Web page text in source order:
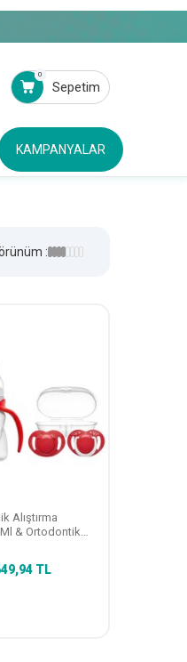
0
Sepetim
KAMPANYALAR
:
Alıştırma
& Ortodontik
TL